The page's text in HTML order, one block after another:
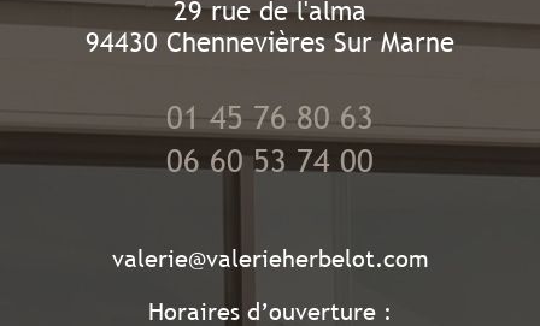
29 rue de l'alma
94430 Chennevières Sur Marne
01 45 76 80 63
06 60 53 74 00
valerie@valerieherbelot.com
Horaires d’ouverture :